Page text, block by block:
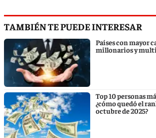
TAMBIÉN TE PUEDE INTERESAR
Países con mayor
millonarios y
Top 10 personas
¿cómo quedó el
octubre de 2025?